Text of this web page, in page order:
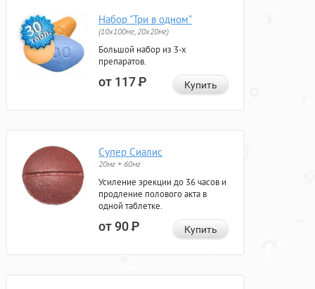
Набор "Три в одном"
(10x100мг, 20x20мг)
Большой набор из 3-х
препаратов.
от 117Р Купить
Супер Сиалис
20мг + 60мг
Усиление эрекции до 36 часов и
продление полового акта в
одной таблетке.
от 90Р Купить